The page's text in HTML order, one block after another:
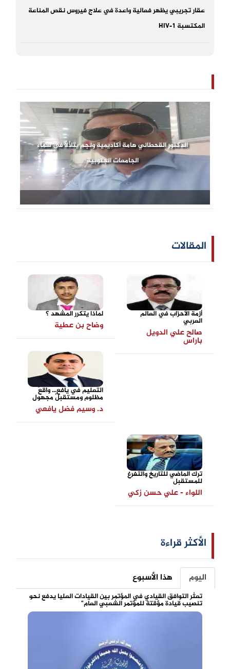
عقار تجريبي يظهر فعالية واعدة في علاج فيروس نقص المناعة
المكتسبة HIV-1
الدكتور القحطاني هامة أكاديمية ونجم يتلألأ في سماء
الجامعات الجنوبية
المقالات
أزمة الأحزاب في العالم
العربي
صالح علي الدويل
باراس
لماذا يتكرر المشهد ؟
وضاح بن عطية
التعليم في يافع... واقعٌ
مظلوم ومستقبلٌ مجهول
د. وسيم فضل يافعي
ترك الماضي للتاريخ والتفرغ
للمستقبل
اللواء - علي حسن زكي
الأكثر قراءة
اليوم هذا الأسبوع
تعثر التوافق القيادي في المؤتمر بين القيادات العليا يدفع نحو
تنصيب قيادة مؤقتة للمؤتمر الشعبي العام"